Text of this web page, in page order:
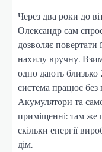
Через два роки до
Олександр сам
дозволяє повертати
нахилу вручну.
одно дають
система працює без
Акумулятори та
приміщенні: там же
скільки енергії
дім.